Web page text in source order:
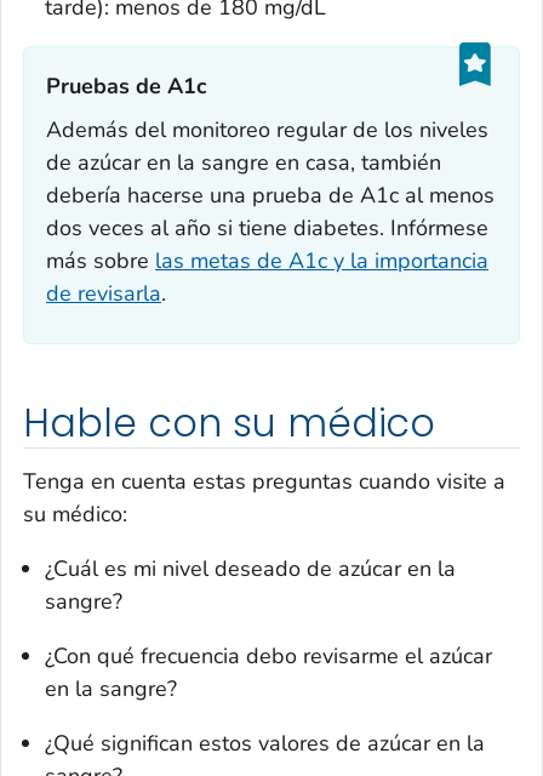
tarde): menos de 180 mg/dL
Pruebas de A1c‎
Además del monitoreo regular de los niveles
de azúcar en la sangre en casa, también
debería hacerse una prueba de A1c al menos
dos veces al año si tiene diabetes. Infórmese
más sobre las metas de A1c y la importancia
de revisarla.
Hable con su médico
Tenga en cuenta estas preguntas cuando visite a
su médico:
¿Cuál es mi nivel deseado de azúcar en la
sangre?
¿Con qué frecuencia debo revisarme el azúcar
en la sangre?
¿Qué significan estos valores de azúcar en la